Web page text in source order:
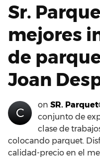
Sr.
mejores
de
Joan
C
on SR.
conjunto de
clase de
colocando parquet.
calidad-precio en el